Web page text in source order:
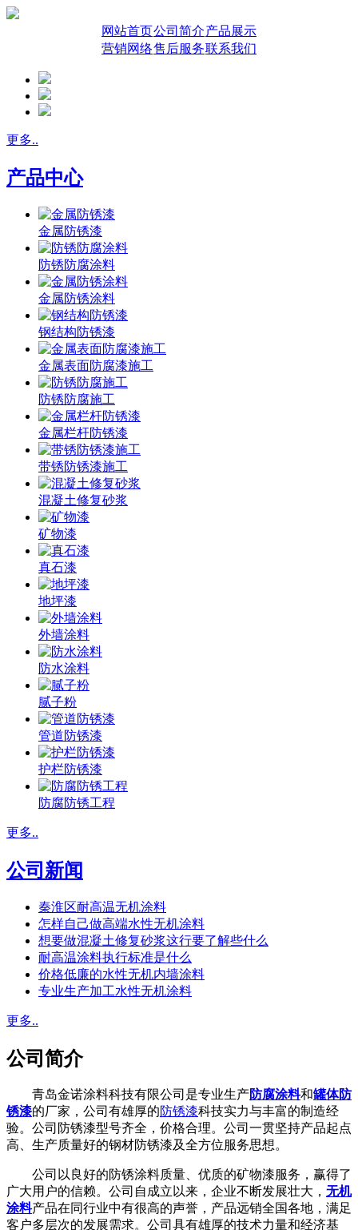
网站首页公司简介产品展示
营销网络售后服务联系我们
更多..
产品中心
金属防锈漆
防锈防腐涂料
金属防锈涂料
钢结构防锈漆
金属表面防腐漆施工
防锈防腐施工
金属栏杆防锈漆
带锈防锈漆施工
混凝土修复砂浆
矿物漆
真石漆
地坪漆
外墙涂料
防水涂料
腻子粉
管道防锈漆
护栏防锈漆
防腐防锈工程
更多..
公司新闻
秦淮区耐高温无机涂料
怎样自己做高端水性无机涂料
想要做混凝土修复砂浆这行要了解些什么
耐高温涂料执行标准是什么
价格低廉的水性无机内墙涂料
专业生产加工水性无机涂料
更多..
公司简介
青岛金诺涂料科技有限公司是专业生产防腐涂料和罐体防
锈漆的厂家，公司有雄厚的防锈漆科技实力与丰富的制造经
验。公司防锈漆型号齐全，价格合理。公司一贯坚持产品起点
高、生产质量好的钢材防锈漆及全方位服务思想。
公司以良好的防锈涂料质量、优质的矿物漆服务，赢得了
广大用户的信赖。公司自成立以来，企业不断发展壮大， 无机
涂料产品在同行业中有很高的声誉，产品远销全国各地，满足
客户多层次的发展需求。公司具有雄厚的技术力量和经济基